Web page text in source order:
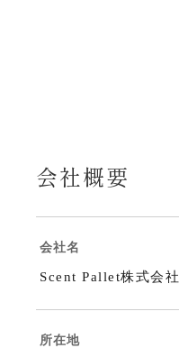
会社概要
会社名
Scent Pallet株式会社
所在地